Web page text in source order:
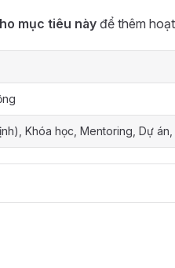
mục tiêu này để thêm
Khóa học, Mentoring, Dự